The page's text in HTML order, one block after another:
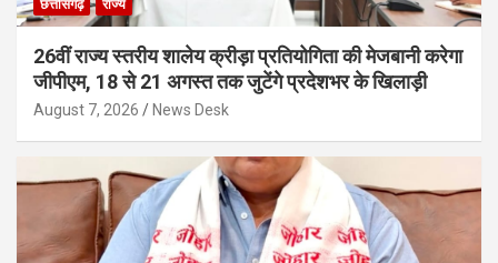
छत्तीसगढ़ राज्य
26वीं राज्य स्तरीय शालेय क्रीड़ा प्रतियोगिता की मेजबानी करेगा
जीपीएम, 18 से 21 अगस्त तक जुटेंगे प्रदेशभर के खिलाड़ी
August 7, 2026 News Desk